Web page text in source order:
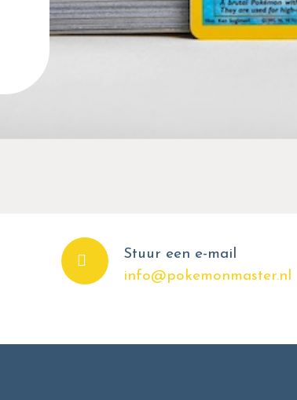
Stuur een e-mail
info@pokemonmaster.nl